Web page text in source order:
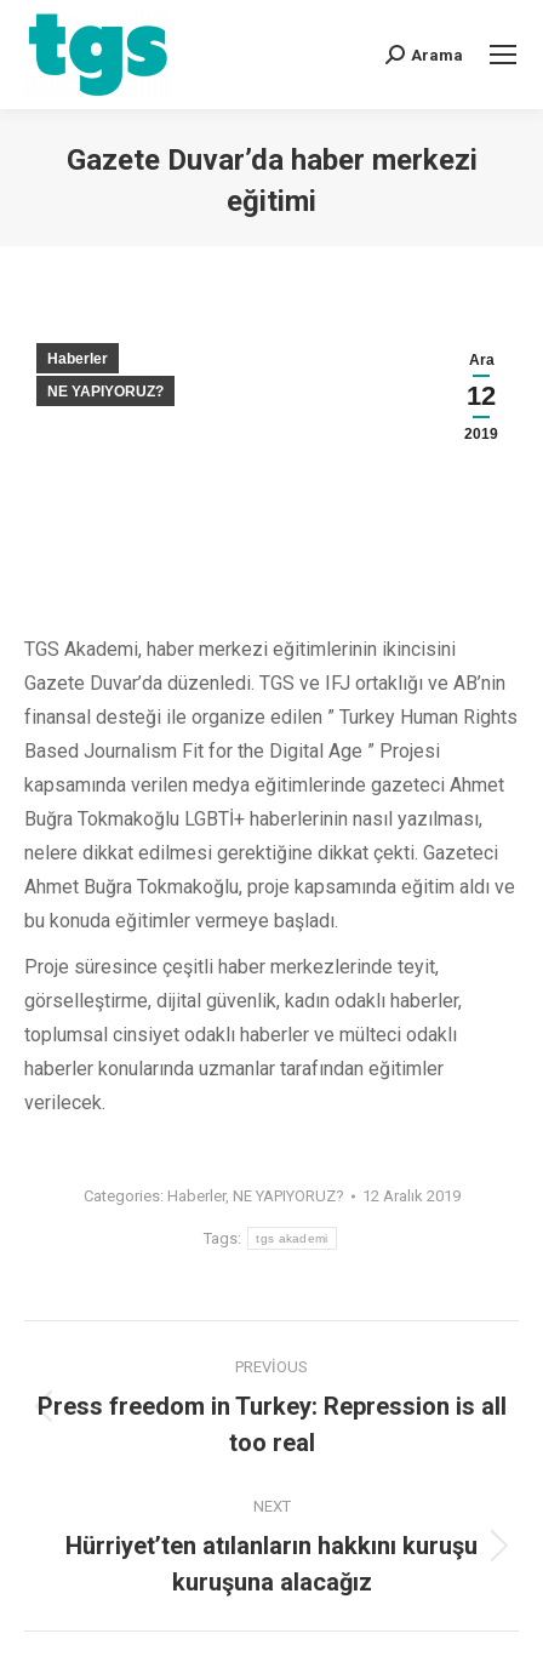
Arama
Gazete Duvar’da haber merkezi
eğitimi
Ara
12
2019
Haberler
NE YAPIYORUZ?
TGS Akademi, haber merkezi eğitimlerinin ikincisini
Gazete Duvar’da düzenledi. TGS ve IFJ ortaklığı ve AB’nin
finansal desteği ile organize edilen ” Turkey Human Rights
Based Journalism Fit for the Digital Age ” Projesi
kapsamında verilen medya eğitimlerinde gazeteci Ahmet
Buğra Tokmakoğlu LGBTİ+ haberlerinin nasıl yazılması,
nelere dikkat edilmesi gerektiğine dikkat çekti. Gazeteci
Ahmet Buğra Tokmakoğlu, proje kapsamında eğitim aldı ve
bu konuda eğitimler vermeye başladı.
Proje süresince çeşitli haber merkezlerinde teyit,
görselleştirme, dijital güvenlik, kadın odaklı haberler,
toplumsal cinsiyet odaklı haberler ve mülteci odaklı
haberler konularında uzmanlar tarafından eğitimler
verilecek.
Categories: Haberler, NE YAPIYORUZ? 12 Aralık 2019
Tags: tgs akademi
PREVIOUS
Press freedom in Turkey: Repression is all
too real
NEXT
Hürriyet’ten atılanların hakkını kuruşu
kuruşuna alacağız